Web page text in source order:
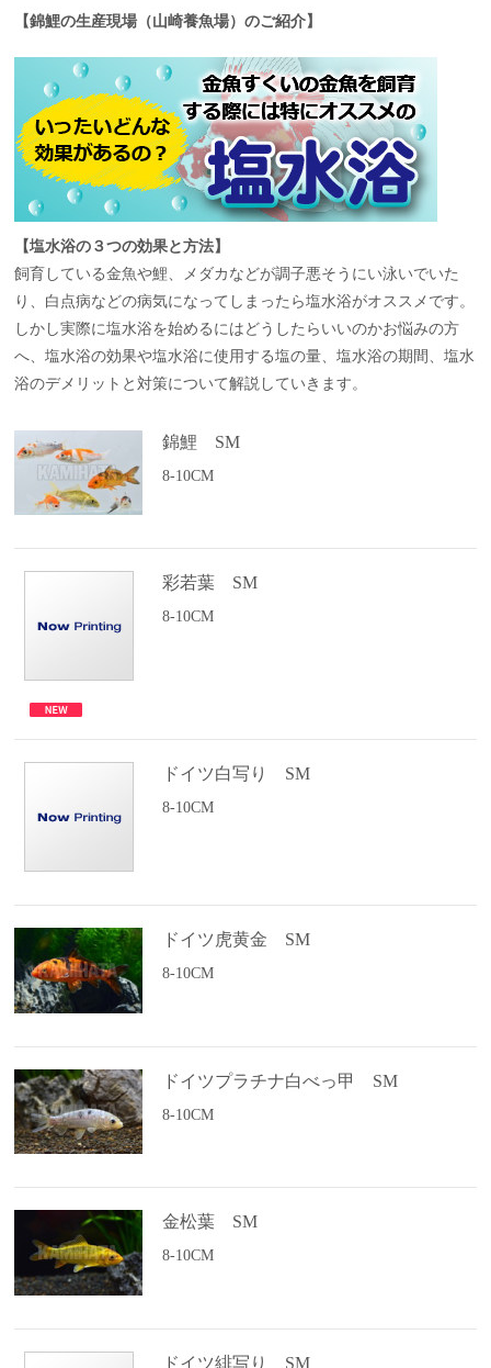
【錦鯉の生産現場（山崎養魚場）のご紹介】
【塩水浴の３つの効果と方法】
飼育している金魚や鯉、メダカなどが調子悪そうにい泳いでいた
り、白点病などの病気になってしまったら塩水浴がオススメです。
しかし実際に塩水浴を始めるにはどうしたらいいのかお悩みの方
へ、塩水浴の効果や塩水浴に使用する塩の量、塩水浴の期間、塩水
浴のデメリットと対策について解説していきます。
錦鯉 SM
8-10CM
彩若葉 SM
8-10CM
ドイツ白写り SM
8-10CM
ドイツ虎黄金 SM
8-10CM
ドイツプラチナ白べっ甲 SM
8-10CM
金松葉 SM
8-10CM
ドイツ緋写り SM